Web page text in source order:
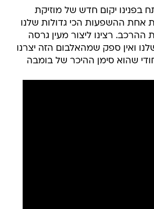
בפנינו יקום חדש של מוזיקת
אחת ההשפעות הכי גדולות שלנו
רצינו ליצור מעין גרסה
ואין ספק שמהאלבום הזה יצרנו
שהוא סימן ההיכר של בומבה